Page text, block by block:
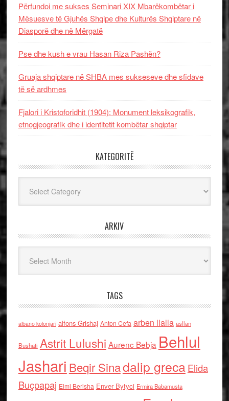
Përfundoi me sukses Seminari XIX Mbarëkombëtar i
Mësuesve të Gjuhës Shqipe dhe Kulturës Shqiptare në
Diasporë dhe në Mërgatë
Pse dhe kush e vrau Hasan Riza Pashën?
Gruaja shqiptare në SHBA mes sukseseve dhe sfidave
të së ardhmes
Fjalori i Kristoforidhit (1904): Monument leksikografik,
etnogjeografik dhe i identitetit kombëtar shqiptar
KATEGORITË
ARKIV
TAGS
albano kolonjari alfons Grishaj Anton Cefa arben llalla asllan
Bushati Astrit Lulushi Aurenc Bebja Behlul
Jashari Beqir Sinadalip grecaElida
Buçpapaj Elmi Berisha Enver Bytyci Ermira Babamusta